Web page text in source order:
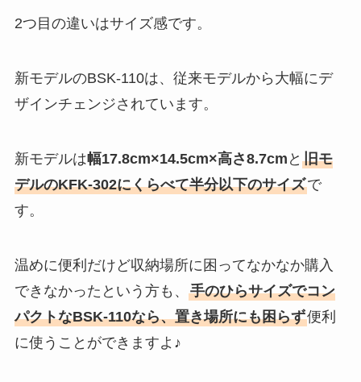
2つ目の違いはサイズ感です。
新モデルのBSK-110は、従来モデルから大幅にデ
ザインチェンジされています。
新モデルは幅17.8cm×14.5cm×高さ8.7cm と 旧モ
デルのKFK-302にくらべて半分以下のサイズで
す。
温めに便利だけど収納場所に困ってなかなか購入
できなかったという方も、 手のひらサイズでコン
パクトなBSK-110なら、置き場所にも困らず便利
に使うことができますよ♪